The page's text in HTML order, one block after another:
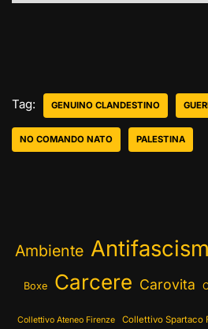
Tag: GENUINO CLANDESTINO
NO COMANDO NATO PALESTINA
Ambiente
Boxe Carcere Carovita
Collettivo Ateneo Firenze Collettivo Spartaco